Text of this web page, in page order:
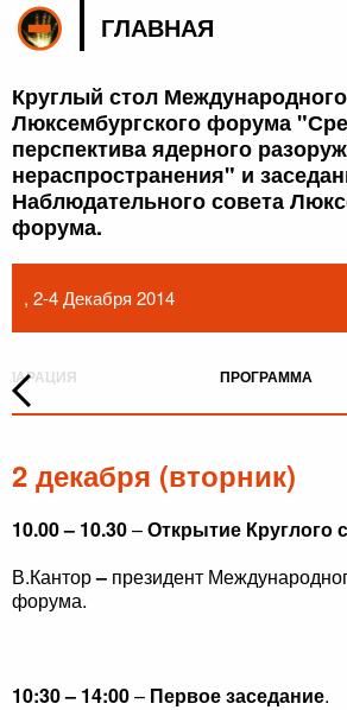
ГЛАВНАЯ
Круглый стол Международного
Люксембургского форума
перспектива ядерного
нераспространения" и
Наблюдательного совета
форума.
, 2-4 Декабря 2014
ПРОГРАММА
2 декабря (вторник)
10.00 – 10.30–Открытие Круглого
В.Кантор– президент
форума.
10:30 – 14:00– Первое заседание.